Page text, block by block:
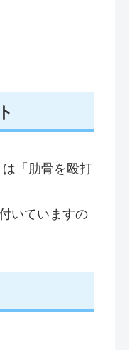
「肋骨を殴打
いていますの